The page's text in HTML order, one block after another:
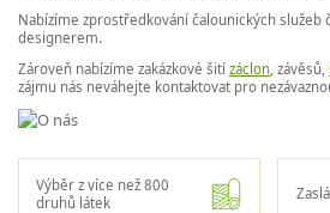
Nabízíme zprostředkování čalounických služeb
designerem.
Zároveň nabízíme zakázkové šití záclon, závěsů,
zájmu nás neváhejte kontaktovat pro
Výběr z více než 800
druhů látek